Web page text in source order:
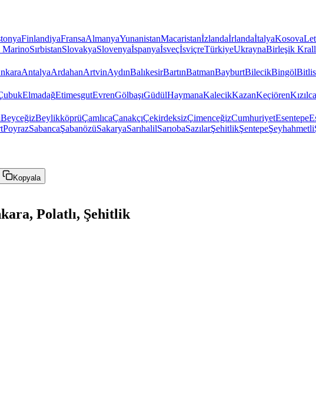
FinlandiyaFransaAlmanyaYunanistanMacaristanİzlandaİrlandaİtalyaKosova
MarinoSırbistanSlovakyaSlovenyaİspanyaİsveçİsviçreTürkiyeUkraynaBirleşik
AntalyaArdahanArtvinAydınBalıkesirBartınBatmanBayburtBilecikBingölBitlis
ElmadağEtimesgutEvrenGölbaşıGüdülHaymanaKalecikKazanKeçiören
BeyceğizBeylikköprüÇamlıcaÇanakçıÇekirdeksizÇimenceğizCumhuriyetEsentepe
PoyrazSabancaŞabanözüSakaryaSarıhalilSarıobaSazılarŞehitlikŞentepeŞeyhahmetli
Kopyala
Polatlı, Şehitlik